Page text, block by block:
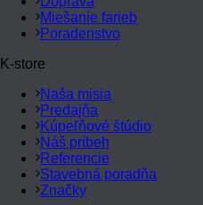
Miešanie farieb
Poradenstvo
K-store
Naša misia
Predajňa
Kúpeľňové štúdio
Náš príbeh
Referencie
Stavebná poradňa
Značky